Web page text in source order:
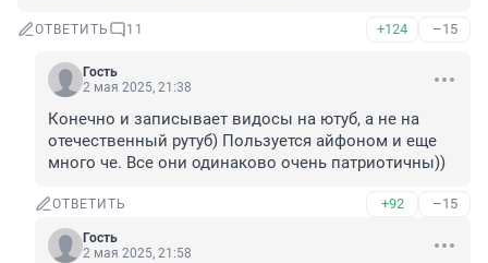
ОТВЕТИТЬ 11 +124 –15
Гость
2 мая 2025, 21:38
Конечно и записывает видосы на ютуб, а не на
отечественный рутуб) Пользуется айфоном и еще
много че. Все они одинаково очень патриотичны))
ОТВЕТИТЬ +92 –15
Гость
2 мая 2025, 21:58